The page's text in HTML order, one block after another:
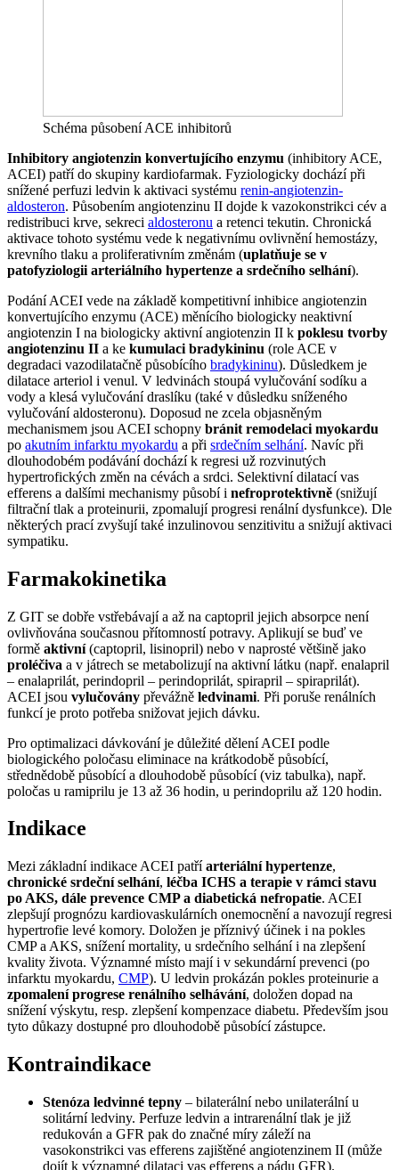
Schéma působení ACE inhibitorů
Inhibitory angiotenzin konvertujícího enzymu (inhibitory ACE,
ACEI) patří do skupiny kardiofarmak. Fyziologicky dochází při
snížené perfuzi ledvin k aktivaci systému renin-angiotenzin-
aldosteron. Působením angiotenzinu II dojde k vazokonstrikci cév a
redistribuci krve, sekreci aldosteronu a retenci tekutin. Chronická
aktivace tohoto systému vede k negativnímu ovlivnění hemostázy,
krevního tlaku a proliferativním změnám (uplatňuje se v
patofyziologii arteriálního hypertenze a srdečního selhání).
Podání ACEI vede na základě kompetitivní inhibice angiotenzin
konvertujícího enzymu (ACE) měnícího biologicky neaktivní
angiotenzin I na biologicky aktivní angiotenzin II k poklesu tvorby
angiotenzinu II a ke kumulaci bradykininu (role ACE v
degradaci vazodilatačně působícího bradykininu). Důsledkem je
dilatace arteriol i venul. V ledvinách stoupá vylučování sodíku a
vody a klesá vylučování draslíku (také v důsledku sníženého
vylučování aldosteronu). Doposud ne zcela objasněným
mechanismem jsou ACEI schopny bránit remodelaci myokardu
po akutním infarktu myokardu a při srdečním selhání. Navíc při
dlouhodobém podávání dochází k regresi už rozvinutých
hypertrofických změn na cévách a srdci. Selektivní dilatací vas
efferens a dalšími mechanismy působí i nefroprotektivně (snižují
filtrační tlak a proteinurii, zpomalují progresi renální dysfunkce). Dle
některých prací zvyšují také inzulinovou senzitivitu a snižují aktivaci
sympatiku.
Farmakokinetika
Z GIT se dobře vstřebávají a až na captopril jejich absorpce není
ovlivňována současnou přítomností potravy. Aplikují se buď ve
formě aktivní(captopril, lisinopril) nebo v naprosté většině jako
proléčiva a v játrech se metabolizují na aktivní látku (např. enalapril
– enalaprilát, perindopril – perindoprilát, spirapril – spiraprilát).
ACEI jsou vylučovány převážně ledvinami. Při poruše renálních
funkcí je proto potřeba snižovat jejich dávku.
Pro optimalizaci dávkování je důležité dělení ACEI podle
biologického poločasu eliminace na krátkodobě působící,
střednědobě působící a dlouhodobě působící (viz tabulka), např.
poločas u ramiprilu je 13 až 36 hodin, u perindoprilu až 120 hodin.
Indikace
Mezi základní indikace ACEI patříarteriální hypertenze,
chronické srdeční selhání, léčba ICHS a terapie v rámci stavu
po AKS, dále prevence CMP a diabetická nefropatie. ACEI
zlepšují prognózu kardiovaskulárních onemocnění a navozují regresi
hypertrofie levé komory. Doložen je příznivý účinek i na pokles
CMP a AKS, snížení mortality, u srdečního selhání i na zlepšení
kvality života. Významné místo mají i v sekundární prevenci (po
infarktu myokardu, CMP). U ledvin prokázán pokles proteinurie a
zpomalení progrese renálního selhávání, doložen dopad na
snížení výskytu, resp. zlepšení kompenzace diabetu. Především jsou
tyto důkazy dostupné pro dlouhodobě působící zástupce.
Kontraindikace
Stenóza ledvinné tepny – bilaterální nebo unilaterální u
solitární ledviny. Perfuze ledvin a intrarenální tlak je již
redukován a GFR pak do značné míry záleží na
vasokonstrikci vas efferens zajištěné angiotenzinem II (může
dojít k významné dilataci vas efferens a pádu GFR).